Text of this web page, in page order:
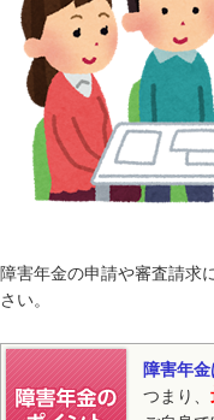
障害年金の申請や審査請求
さい。
障害年
つまり、